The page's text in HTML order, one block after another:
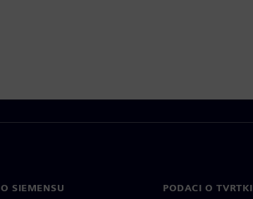
O SIEMENSU PODACI O TVRTKI